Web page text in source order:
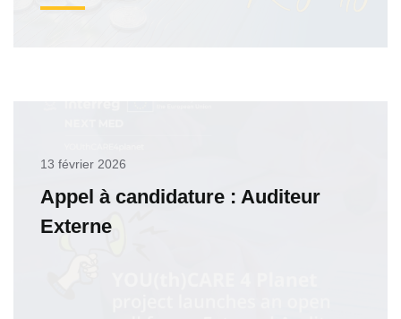
13 février 2026
Appel à candidature : Auditeur
Externe